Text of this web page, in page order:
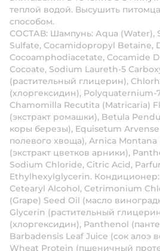
теплой водой. Высушить
способом.
СОСТАВ: Шампунь: Аqua (Water),
Sulfate, Cocamidopropyl Betaine,
Cocoamphodiacetate, Cocamide
Cocoate, Sodium Laureth-5
(растительный глицерин),
(хлоргексидин),
Chamomilla Recutita (Matricaria)
(экстракт ромашки), Betula
коры березы), Equisetum Arvense
полевого хвоща), Arnica
(экстракт цветков арники),
Sodium Chloride, Citric Acid,
Ethylhexylglycerin. Кондиционер:
Cetearyl Alcohol, Cetrimonium
(Grape) Seed Oil (масло
Glycerin (растительный
(хлоргексидин), Panthenol
Barbadensis Leaf Juice (сок алоэ
Wheat Protein (пшеничный